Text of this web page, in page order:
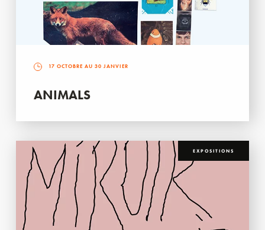
17 OCTOBRE AU 30 JANVIER
ANIMALS
EXPOSITIONS